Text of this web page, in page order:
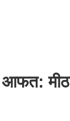
आफत: